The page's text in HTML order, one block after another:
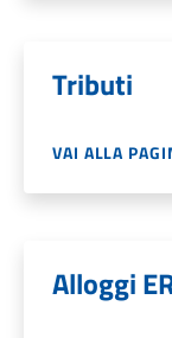
Tributi
VAI ALLA
Alloggi